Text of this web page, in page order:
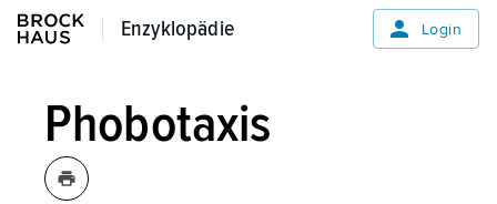
Enzyklopädie
Enzyklopädie Login
Phobotaxis